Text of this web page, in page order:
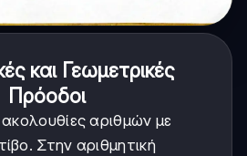
και Γεωμετρικές
Πρόοδοι
ακολουθίες αριθμών με
Στην αριθμητική